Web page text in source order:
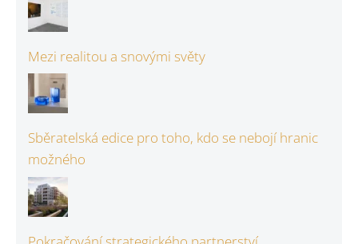
Mezi realitou a snovými světy
Sběratelská edice pro toho, kdo se nebojí hranic
možného